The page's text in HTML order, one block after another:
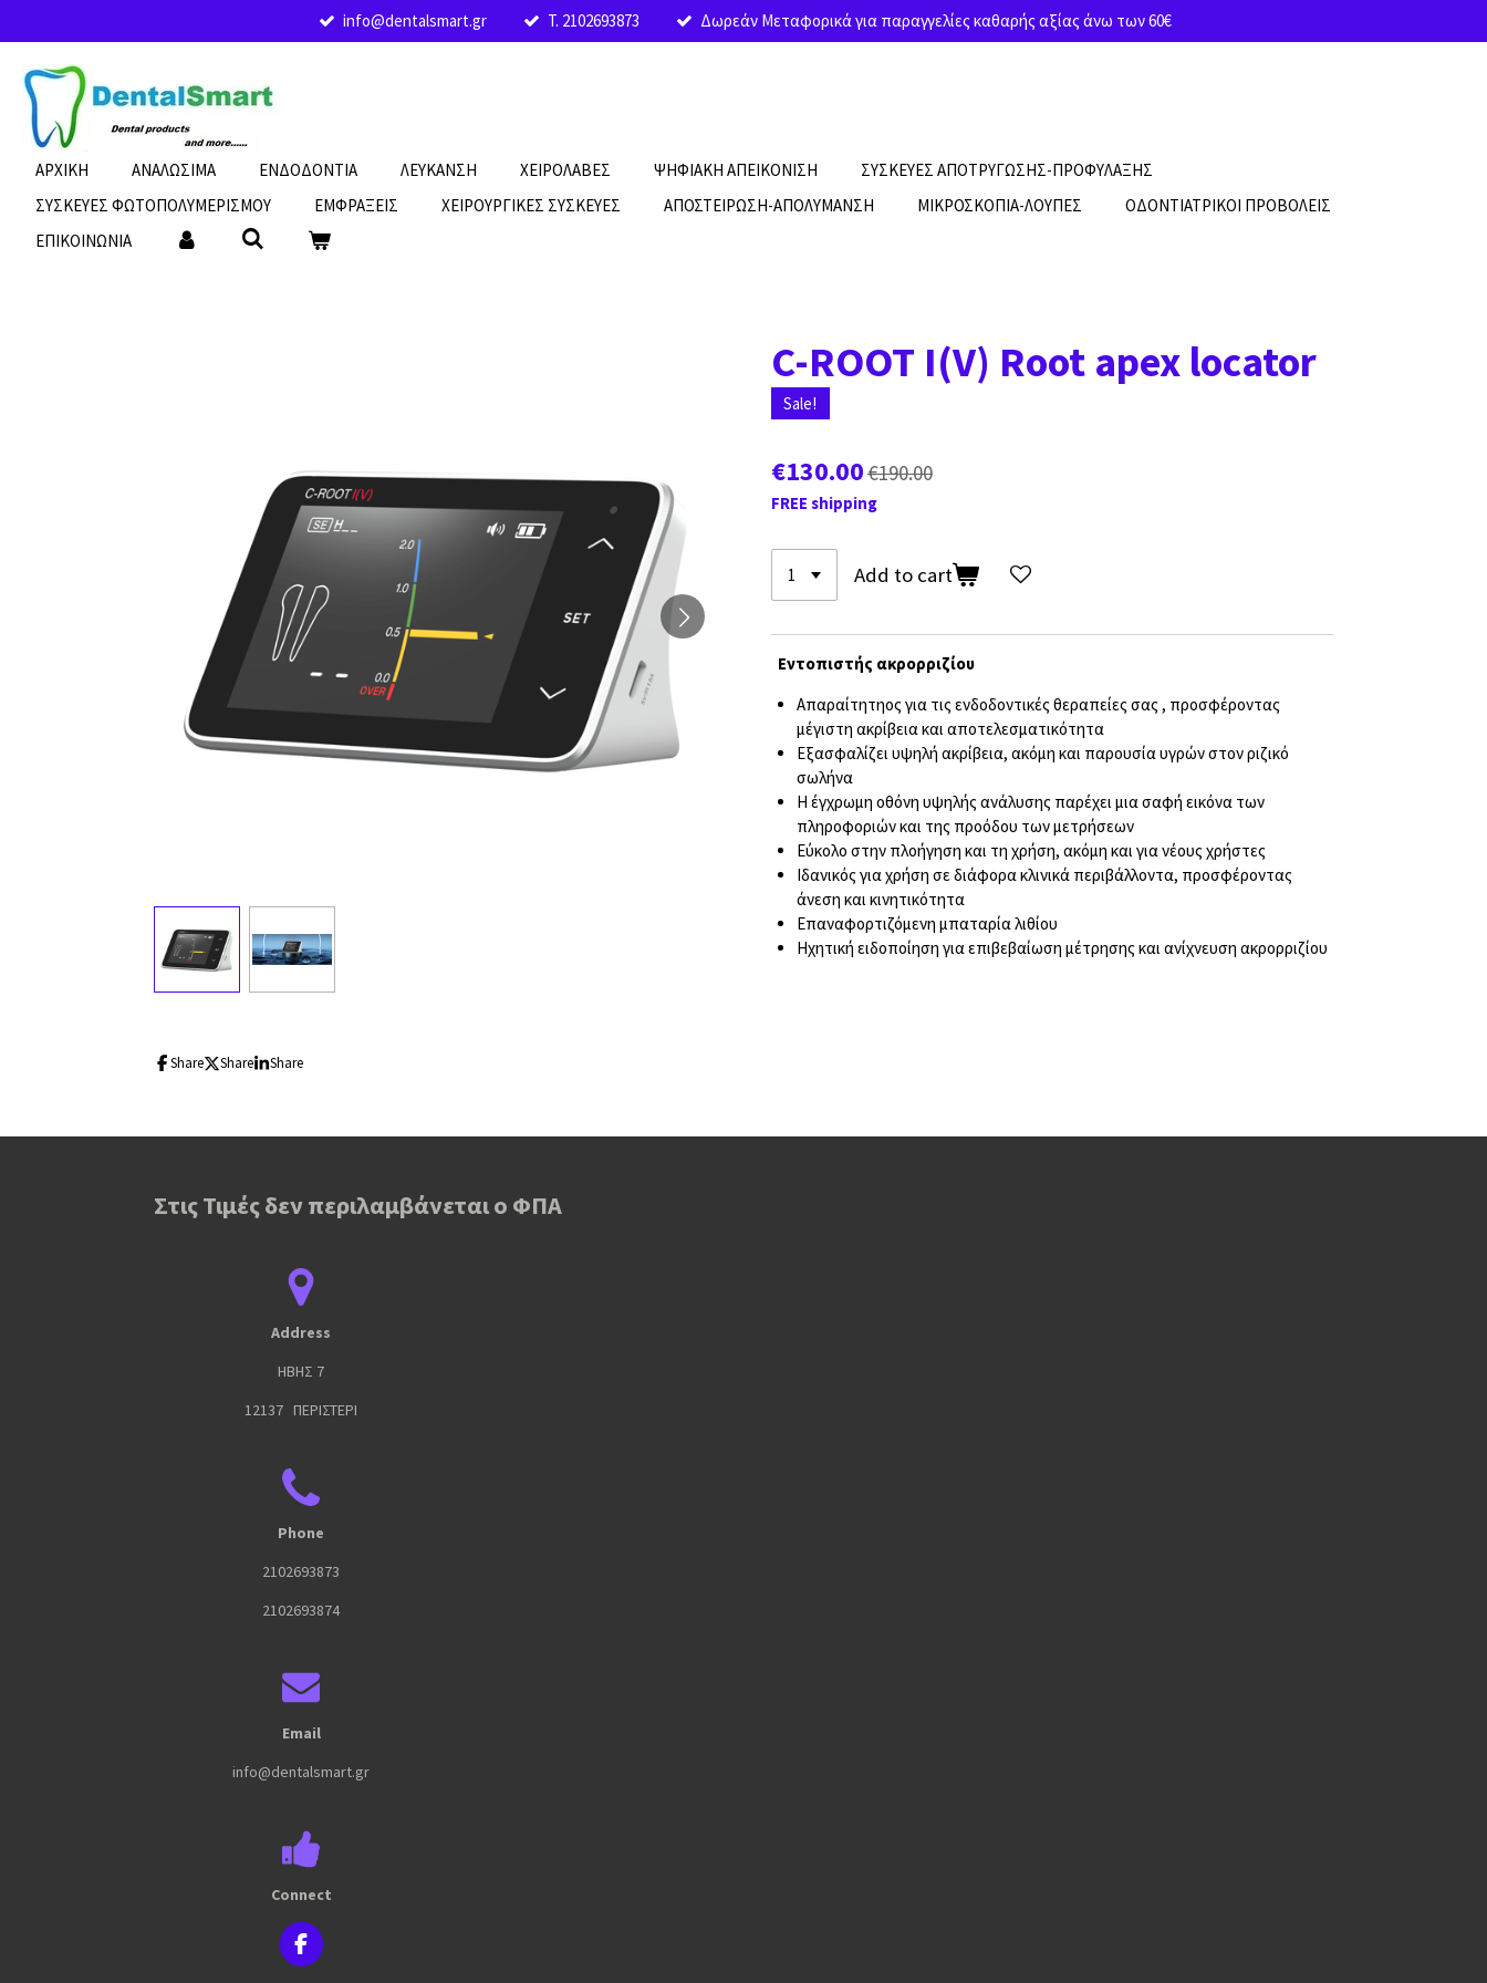
to
main
content
info@dentalsmart.gr T. 2102693873 Δωρεάν Μεταφορικά για παραγγελίες καθαρής αξίας άνω των 60€
ΑΡΧΙΚΗ ΑΝΑΛΩΣΙΜΑ ΕΝΔΟΔΟΝΤΙΑ ΛΕΥΚΑΝΣΗ ΧΕΙΡΟΛΑΒΕΣ ΨΗΦΙΑΚΗ ΑΠΕΙΚΟΝΙΣΗ
ΣΥΣΚΕΥΕΣ ΑΠΟΤΡΥΓΩΣΗΣ-ΠΡΟΦΥΛΑΞΗΣ
ΣΥΣΚΕΥΕΣ ΦΩΤΟΠΟΛΥΜΕΡΙΣΜΟΥ
ΕΜΦΡΑΞΕΙΣ ΧΕΙΡΟΥΡΓΙΚΕΣ ΣΥΣΚΕΥΕΣ ΑΠΟΣΤΕΙΡΩΣΗ-ΑΠΟΛΥΜΑΝΣΗ ΜΙΚΡΟΣΚΟΠΙΑ-ΛΟΥΠΕΣ
ΟΔΟΝΤΙΑΤΡΙΚΟΙ ΠΡΟΒΟΛΕΙΣ
ΕΠΙΚΟΙΝΩΝΙΑ
C-ROOT I(V) Root apex locator
Sale!
€130.00€190.00
FREE shipping
Add to cart
Εντοπιστής ακρορριζίου
Απαραίτητηος για τις ενδοδοντικές θεραπείες σας , προσφέροντας
μέγιστη ακρίβεια και αποτελεσματικότητα
Εξασφαλίζει υψηλή ακρίβεια, ακόμη και παρουσία υγρών στον ριζικό
σωλήνα
Η έγχρωμη οθόνη υψηλής ανάλυσης παρέχει μια σαφή εικόνα των
πληροφοριών και της προόδου των μετρήσεων
Εύκολο στην πλοήγηση και τη χρήση, ακόμη και για νέους χρήστες
Ιδανικός για χρήση σε διάφορα κλινικά περιβάλλοντα, προσφέροντας
άνεση και κινητικότητα
Επαναφορτιζόμενη μπαταρία λιθίου
Ηχητική ειδοποίηση για επιβεβαίωση μέτρησης και ανίχνευση ακρορριζίου
Share Share Share
Στις Τιμές δεν περιλαμβάνεται ο ΦΠΑ
Address
ΗΒΗΣ 7
12137 ΠΕΡΙΣΤΕΡΙ
Phone
2102693873
2102693874
Email
info@dentalsmart.gr
Connect
F
a